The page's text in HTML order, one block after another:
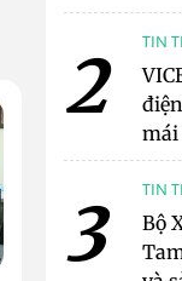
2 TIN
mái
3 TIN
Bộ